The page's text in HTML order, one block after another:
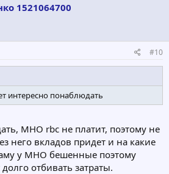
1521064700
#10
интересно понаблюдать
МНО rbc не платит, поэтому не
него вкладов придет и на какие
у МНО бешенные поэтому
отбивать затраты.